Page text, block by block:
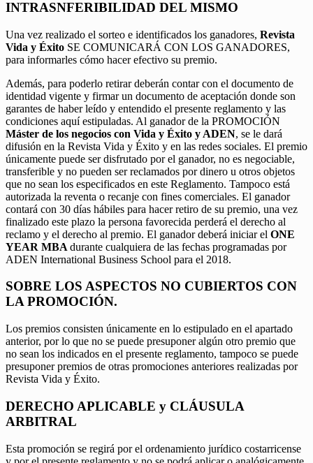
INTRASNFERIBILIDAD DEL MISMO
Una vez realizado el sorteo e identificados los ganadores, Revista
Vida y Éxito SE COMUNICARÁ CON LOS GANADORES,
para informarles cómo hacer efectivo su premio.
Además, para poderlo retirar deberán contar con el documento de
identidad vigente y firmar un documento de aceptación donde son
garantes de haber leído y entendido el presente reglamento y las
condiciones aquí estipuladas. Al ganador de la PROMOCIÓN
Máster de los negocios con Vida y Éxito y ADEN, se le dará
difusión en la Revista Vida y Éxito y en las redes sociales. El premio
únicamente puede ser disfrutado por el ganador, no es negociable,
transferible y no pueden ser reclamados por dinero u otros objetos
que no sean los especificados en este Reglamento. Tampoco está
autorizada la reventa o recanje con fines comerciales. El ganador
contará con 30 días hábiles para hacer retiro de su premio, una vez
finalizado este plazo la persona favorecida perderá el derecho al
reclamo y el derecho al premio. El ganador deberá iniciar el ONE
YEAR MBA durante cualquiera de las fechas programadas por
ADEN International Business School para el 2018.
SOBRE LOS ASPECTOS NO CUBIERTOS CON
LA PROMOCIÓN.
Los premios consisten únicamente en lo estipulado en el apartado
anterior, por lo que no se puede presuponer algún otro premio que
no sean los indicados en el presente reglamento, tampoco se puede
presuponer premios de otras promociones anteriores realizadas por
Revista Vida y Éxito.
DERECHO APLICABLE y CLÁUSULA
ARBITRAL
Esta promoción se regirá por el ordenamiento jurídico costarricense